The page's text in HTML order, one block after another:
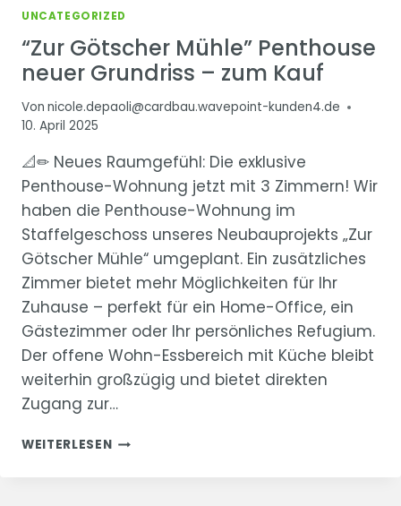
UNCATEGORIZED
“Zur Götscher Mühle” Penthouse
neuer Grundriss – zum Kauf
Von nicole.depaoli@cardbau.wavepoint-kunden4.de
10. April 2025
📐✏ Neues Raumgefühl: Die exklusive
Penthouse-Wohnung jetzt mit 3 Zimmern! Wir
haben die Penthouse-Wohnung im
Staffelgeschoss unseres Neubauprojekts „Zur
Götscher Mühle“ umgeplant. Ein zusätzliches
Zimmer bietet mehr Möglichkeiten für Ihr
Zuhause – perfekt für ein Home-Office, ein
Gästezimmer oder Ihr persönliches Refugium.
Der offene Wohn-Essbereich mit Küche bleibt
weiterhin großzügig und bietet direkten
Zugang zur…
WEITERLESEN“ZUR